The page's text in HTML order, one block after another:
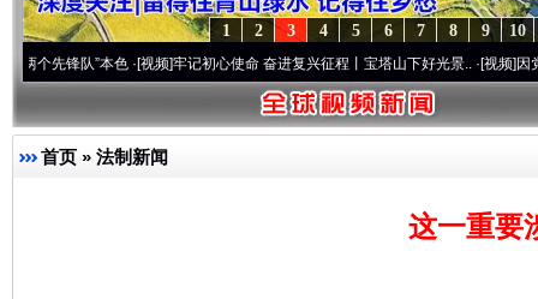
10
9
8
7
6
5
4
3
2
1
”本色·[视频]牢记初心使命 奋进复兴征程丨宝塔山下好光景..·[视频]因党而生 为
首页 » 法制新闻
这一重要